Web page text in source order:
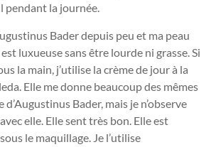
pendant la journée.
Bader depuis peu et ma peau
luxueuse sans être lourde ni grasse. Si
la main, j’utilise la crème de jour à la
Elle me donne beaucoup des mêmes
Bader, mais je n’observe
elle. Elle sent très bon. Elle est
le maquillage. Je l’utilise